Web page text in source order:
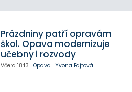
Prázdniny patří opravám
škol. Opava modernizuje
učebny i rozvody
Včera 18:13 | Opava | Yvona Fajtová